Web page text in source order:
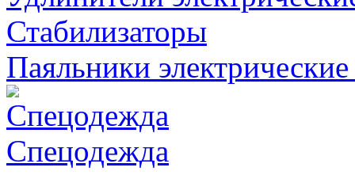
Стабилизаторы
Паяльники
Спецодежда